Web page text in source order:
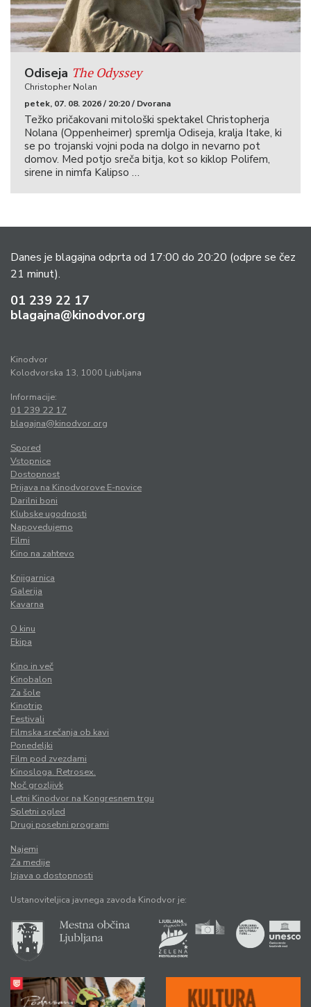
Odiseja The Odyssey
Christopher Nolan
petek, 07. 08. 2026 / 20:20 / Dvorana
Težko pričakovani mitološki spektakel Christopherja
Nolana (Oppenheimer) spremlja Odiseja, kralja Itake, ki
se po trojanski vojni poda na dolgo in nevarno pot
domov. Med potjo sreča bitja, kot so kiklop Polifem,
sirene in nimfa Kalipso …
Danes je blagajna odprta od 17:00 do 20:20 (odpre se čez
21 minut).
01 239 22 17
blagajna@kinodvor.org
Kinodvor
Kolodvorska 13, 1000 Ljubljana
Informacije:
01 239 22 17
blagajna@kinodvor.org
Spored
Vstopnice
Dostopnost
Prijava na Kinodvorove E-novice
Darilni boni
Klubske ugodnosti
Napovedujemo
Filmi
Kino na zahtevo
Knjigarnica
Galerija
Kavarna
O kinu
Ekipa
Kino in več
Kinobalon
Za šole
Kinotrip
Festivali
Filmska srečanja ob kavi
Ponedeljki
Film pod zvezdami
Kinosloga. Retrosex.
Noč grozljivk
Letni Kinodvor na Kongresnem trgu
Spletni ogled
Drugi posebni programi
Najemi
Za medije
Izjava o dostopnosti
Ustanoviteljica javnega zavoda Kinodvor je: